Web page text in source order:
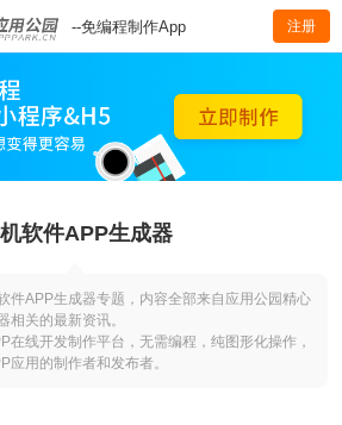
--免编程制作App 注册
软件APP生成器
件APP生成器专题，内容全部来自应用公园精心
相关的最新资讯。
在线开发制作平台，无需编程，纯图形化操作，
应用的制作者和发布者。